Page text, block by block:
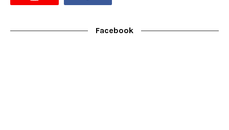
Facebook